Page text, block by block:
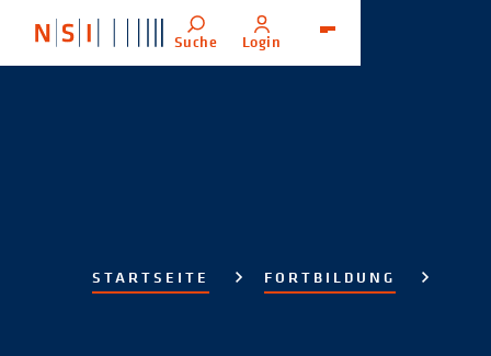
Suche Login
STARTSEITE FORTBILDUNG